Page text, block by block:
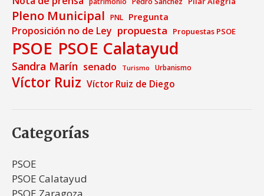
Pleno Municipal PNL Pregunta
Proposición no de Ley propuesta Propuestas PSOE
PSOE PSOE Calatayud
Sandra Marín senado Turismo Urbanismo
Víctor Ruiz Víctor Ruiz de Diego
Categorías
PSOE
PSOE Calatayud